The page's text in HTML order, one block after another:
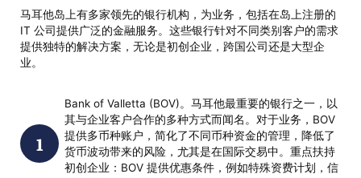
马耳他岛上有多家领先的银行机构，为业务，包括在岛上注册的
IT 公司提供广泛的金融服务。这些银行针对不同类别客户的需求
提供独特的解决方案，无论是初创企业，跨国公司还是大型企
业。
Bank of Valletta (BOV)。马耳他最重要的银行之一，以
其与企业客户合作的多种方式而闻名。对于业务，BOV
提供多币种账户，简化了不同币种资金的管理，降低了
货币波动带来的风险，尤其是在国际交易中。重点扶持
初创企业：BOV 提供优惠条件，例如特殊资费计划，信